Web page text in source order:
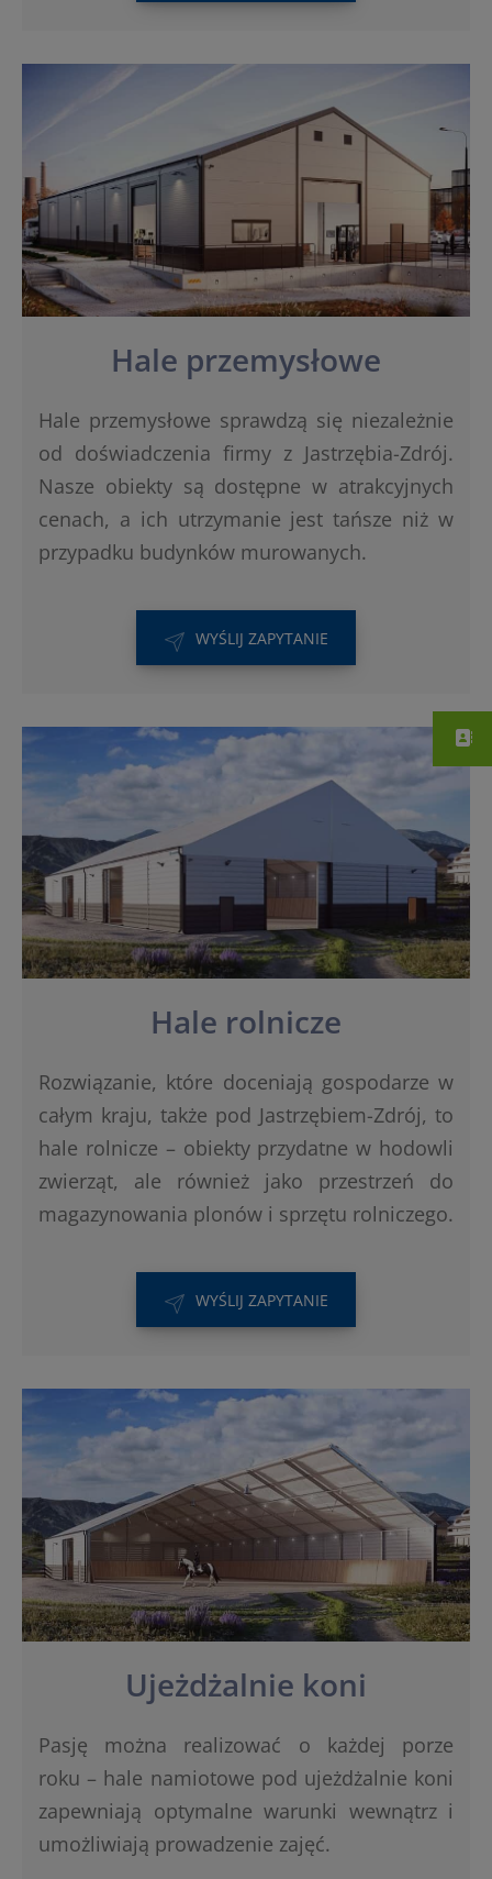
Hale przemysłowe
Hale przemysłowe sprawdzą się niezależnie
od doświadczenia firmy z Jastrzębia-Zdrój.
Nasze obiekty są dostępne w atrakcyjnych
cenach, a ich utrzymanie jest tańsze niż w
przypadku budynków murowanych.
WYŚLIJ ZAPYTANIE
Hale rolnicze
Rozwiązanie, które doceniają gospodarze w
całym kraju, także pod Jastrzębiem-Zdrój, to
hale rolnicze – obiekty przydatne w hodowli
zwierząt, ale również jako przestrzeń do
magazynowania plonów i sprzętu rolniczego.
WYŚLIJ ZAPYTANIE
Ujeżdżalnie koni
Pasję można realizować o każdej porze
roku – hale namiotowe pod ujeżdżalnie koni
zapewniają optymalne warunki wewnątrz i
umożliwiają prowadzenie zajęć.